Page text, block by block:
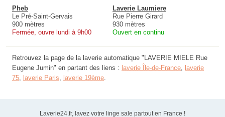
Pheb
Le Pré-Saint-Gervais
900 mètres
Fermée, ouvre lundi à 9h00
Laverie Laumiere
Rue Pierre Girard
930 mètres
Ouvert en continu
Retrouvez la page de la laverie automatique "LAVERIE MIELE Rue
Eugene Jumin" en partant des liens : laverie Île-de-France, laverie
75, laverie Paris, laverie 19ème.
Laverie24.fr, lavez votre linge sale partout en France !